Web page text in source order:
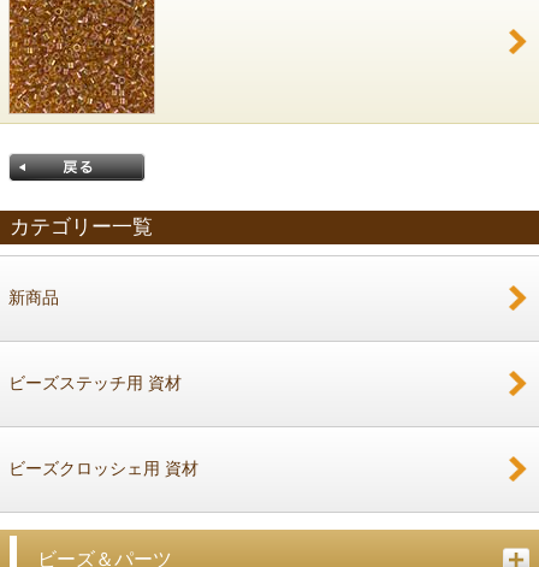
カテゴリー一覧
新商品
ビーズステッチ用 資材
ビーズクロッシェ用 資材
ビーズ＆パーツ